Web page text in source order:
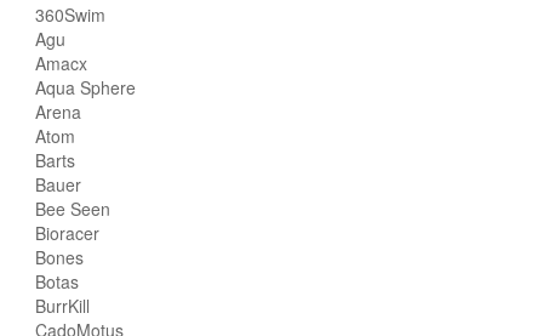
360Swim
Agu
Amacx
Aqua Sphere
Arena
Atom
Barts
Bauer
Bee Seen
Bioracer
Bones
Botas
BurrKill
CadoMotus